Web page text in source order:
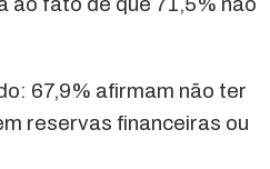
67,9% afirmam não ter
reservas financeiras ou